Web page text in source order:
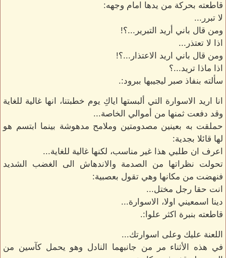
قاطعته بحركة من يدها امام وجهه:
لا تبرر...
ومن قال باني أريد التبرير...؟!
اذا لا تعتذر...
ومن قال باني اريد الاعتذار...؟!
اذا ماذا تريد...؟
سألته بنفاذ صبر ليجيبها ببرود:.
انا اريد الاسوارة التي ألبستها اياكِ يوم خطبتنا، انها غالية للغاية
وقد دفعت ثمنها من أموالي الخاصة...
حملقت به بعينين مصدومتين وملامح مدهوشة بينما ابتسم هو
لها قائلا بجدية:
اعرف ان طلبي هذا غير مناسب، لكنها غالية للغاية...
تحولت نظراتها من الصدمة والاندهاش الى الغضب الشديد
فنهضت من مكانها وهي تقول بعصبية:
انت حقا رجل مختل...
دينا اسمعيني اولا، الاسوارة...
قاطعته بنبرة اكثر علوا:.
اللعنة عليك وعلى اسوارتك...
في هذه الأثناء مر من جانبهما النادل وهو يحمل كآسين من